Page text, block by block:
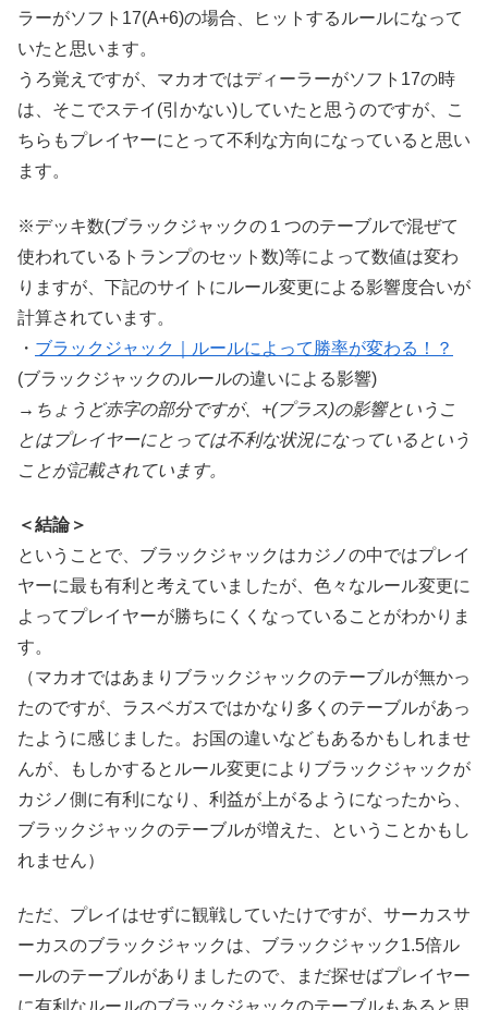
ラーがソフト17(A+6)の場合、ヒットするルールになって
いたと思います。
うろ覚えですが、マカオではディーラーがソフト17の時
は、そこでステイ(引かない)していたと思うのですが、こ
ちらもプレイヤーにとって不利な方向になっていると思い
ます。
※デッキ数(ブラックジャックの１つのテーブルで混ぜて
使われているトランプのセット数)等によって数値は変わ
りますが、下記のサイトにルール変更による影響度合いが
計算されています。
・ ブラックジャック｜ルールによって勝率が変わる！？
(ブラックジャックのルールの違いによる影響)
→ちょうど赤字の部分ですが、+(プラス)の影響というこ
とはプレイヤーにとっては不利な状況になっているという
ことが記載されています。
＜結論＞
ということで、ブラックジャックはカジノの中ではプレイ
ヤーに最も有利と考えていましたが、色々なルール変更に
よってプレイヤーが勝ちにくくなっていることがわかりま
す。
（マカオではあまりブラックジャックのテーブルが無かっ
たのですが、ラスベガスではかなり多くのテーブルがあっ
たように感じました。お国の違いなどもあるかもしれませ
んが、もしかするとルール変更によりブラックジャックが
カジノ側に有利になり、利益が上がるようになったから、
ブラックジャックのテーブルが増えた、ということかもし
れません）
ただ、プレイはせずに観戦していたけですが、サーカスサ
ーカスのブラックジャックは、ブラックジャック1.5倍ル
ールのテーブルがありましたので、まだ探せばプレイヤー